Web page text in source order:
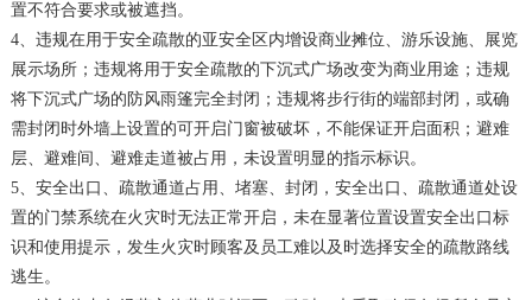
置不符合要求或被遮挡。
4、违规在用于安全疏散的亚安全区内增设商业摊位、游乐设施、展览
展示场所；违规将用于安全疏散的下沉式广场改变为商业用途；违规
将下沉式广场的防风雨篷完全封闭；违规将步行街的端部封闭，或确
需封闭时外墙上设置的可开启门窗被破坏，不能保证开启面积；避难
层、避难间、避难走道被占用，未设置明显的指示标识。
5、安全出口、疏散通道占用、堵塞、封闭，安全出口、疏散通道处设
置的门禁系统在火灾时无法正常开启，未在显著位置设置安全出口标
识和使用提示，发生火灾时顾客及员工难以及时选择安全的疏散路线
逃生。